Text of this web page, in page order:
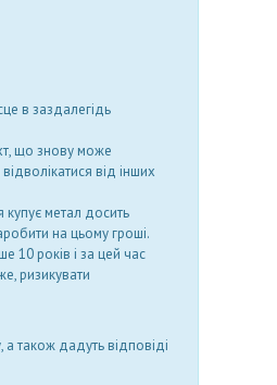
в заздалегідь
що знову може
від інших
купує метал досить
на цьому гроші.
10 років і за цей час
ризикувати
також дадуть відповіді